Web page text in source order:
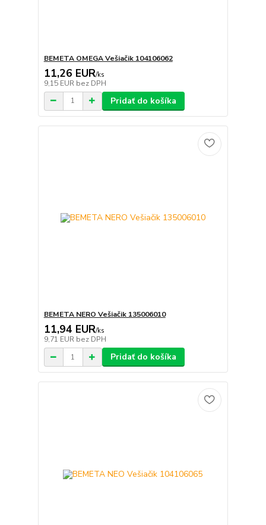
BEMETA OMEGA Vešiačik 104106062
11,26 EUR/ks
9,15 EUR bez DPH
Pridať do košíka
BEMETA NERO Vešiačik 135006010
11,94 EUR/ks
9,71 EUR bez DPH
Pridať do košíka